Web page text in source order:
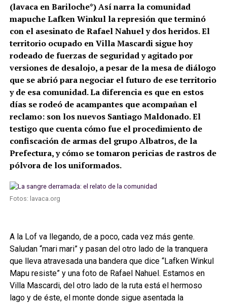
(lavaca en Bariloche*) Así narra la comunidad
mapuche Lafken Winkul la represión que terminó
con el asesinato de Rafael Nahuel y dos heridos. El
territorio ocupado en Villa Mascardi sigue hoy
rodeado de fuerzas de seguridad y agitado por
versiones de desalojo, a pesar de la mesa de diálogo
que se abrió para negociar el futuro de ese territorio
y de esa comunidad. La diferencia es que en estos
días se rodeó de acampantes que acompañan el
reclamo: son los nuevos Santiago Maldonado. El
testigo que cuenta cómo fue el procedimiento de
confiscación de armas del grupo Albatros, de la
Prefectura, y cómo se tomaron pericias de rastros de
pólvora de los uniformados.
Fotos: lavaca.org
A la Lof va llegando, de a poco, cada vez más gente.
Saludan “mari mari” y pasan del otro lado de la tranquera
que lleva atravesada una bandera que dice “Lafken Winkul
Mapu resiste” y una foto de Rafael Nahuel. Estamos en
Villa Mascardi, del otro lado de la ruta está el hermoso
lago y de éste, el monte donde sigue asentada la